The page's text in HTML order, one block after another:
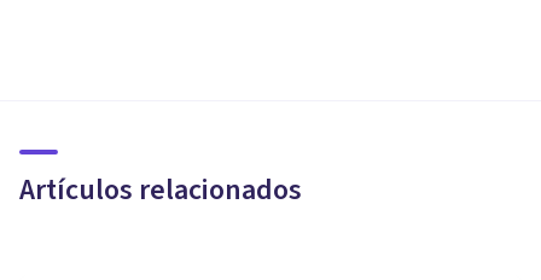
Artículos relacionados
una profesión de futuro